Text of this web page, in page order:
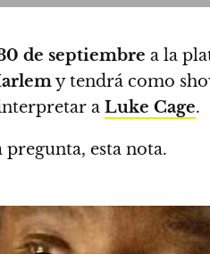
de septiembre a la
y tendrá como
a Luke Cage.
pregunta, esta nota.